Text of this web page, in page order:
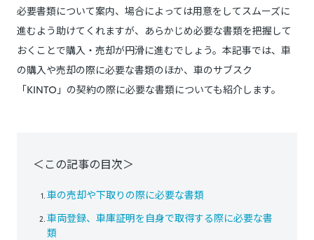
必要書類について案内、場合によっては用意をしてスムーズに
進むよう助けてくれますが、あらかじめ必要な書類を把握して
おくことで購入・売却が円滑に進むでしょう。本記事では、車
の購入や売却の際に必要な書類のほか、車のサブスク
「KINTO」の契約の際に必要な書類についても紹介します。
＜この記事の目次＞
車の売却や下取りの際に必要な書類
車両登録、車庫証明を自身で取得する際に必要な書
類